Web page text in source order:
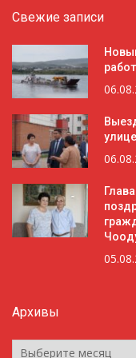
Свежие записи
Архивы
Архивы